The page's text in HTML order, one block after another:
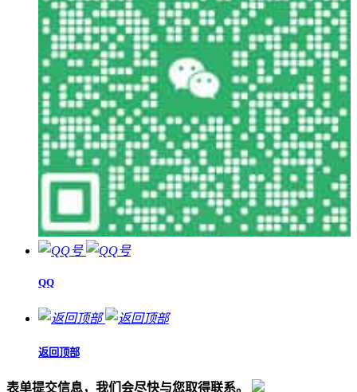
QQ
返回顶部
表单提交信息，我们会尽快与您取得联系。